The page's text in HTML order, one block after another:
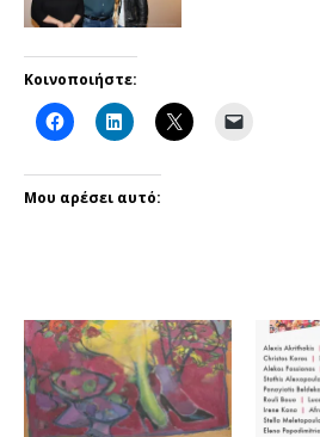
Κοινοποιήστε:
Μου αρέσει αυτό: